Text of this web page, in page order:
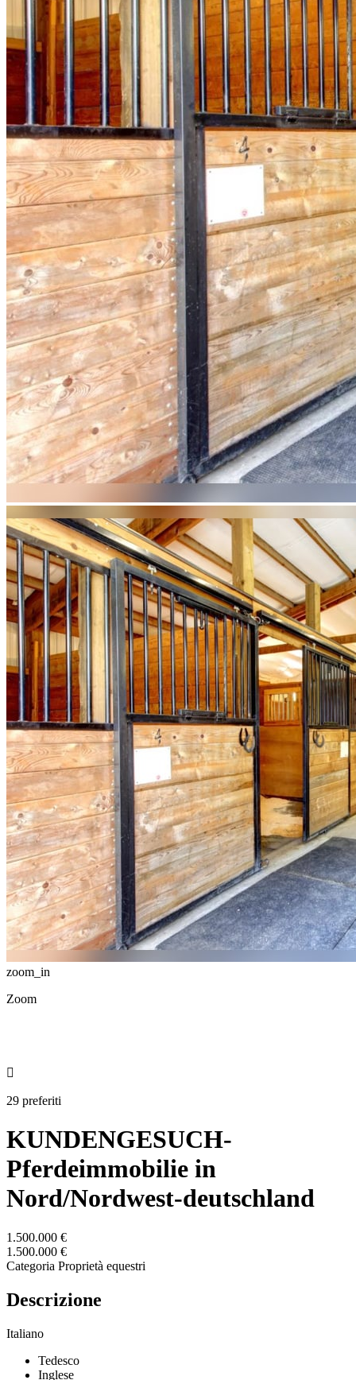
zoom_in
Zoom

29 preferiti
KUNDENGESUCH-
Pferdeimmobilie in
Nord/Nordwest-deutschland
1.500.000 €
1.500.000 €
Categoria Proprietà equestri
Descrizione
Italiano
Tedesco
Inglese